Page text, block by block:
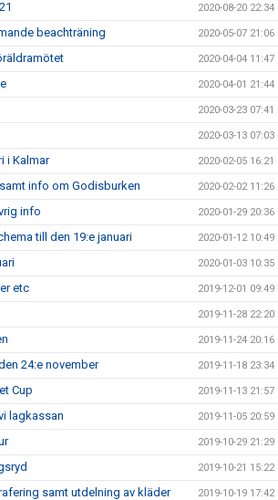
2020-08-20 22:34
beachträning 2020-05-07 21:06
2020-04-04 11:47
2020-04-01 21:44
2020-03-23 07:41
2020-03-13 07:03
i Kalmar 2020-02-05 16:21
info om Godisburken 2020-02-02 11:26
info 2020-01-29 20:36
till den 19:e januari 2020-01-12 10:49
2020-01-03 10:35
etc 2019-12-01 09:49
2019-11-28 22:20
2019-11-24 20:16
24:e november 2019-11-18 23:34
Cup 2019-11-13 21:57
lagkassan 2019-11-05 20:59
2019-10-29 21:29
2019-10-21 15:22
samt utdelning av kläder 2019-10-19 17:42